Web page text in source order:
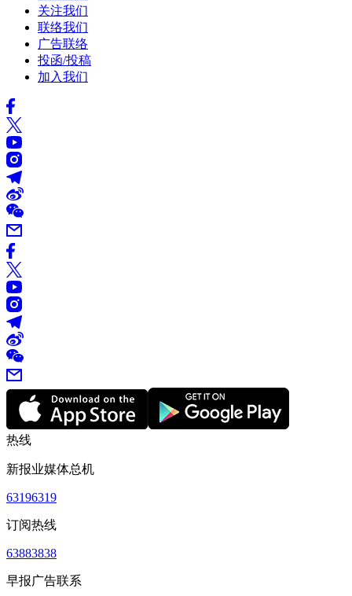
关注我们
联络我们
广告联络
投函/投稿
加入我们
热线
新报业媒体总机
63196319
订阅热线
63883838
早报广告联系